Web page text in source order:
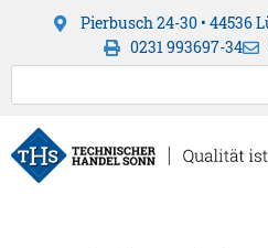
Pierbusch 24-30 • 44536
0231 993697-34